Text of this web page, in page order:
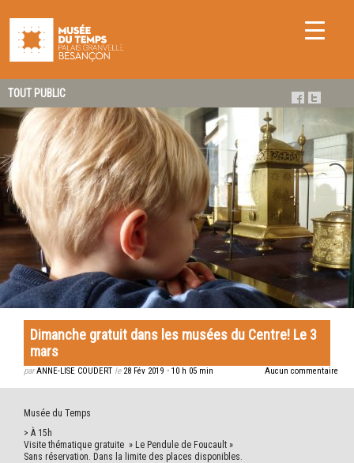
TOUT PUBLIC
Dimanche gratuit dans les musées du Centre! Le 3
mars
parANNE-LISE COUDERT le 28 Fév 2019 • 10 h 05 min Aucun commentaire
Musée du Temps
> À 15h
Visite thématique gratuite » Le Pendule de Foucault »
Sans réservation. Dans la limite des places disponibles.